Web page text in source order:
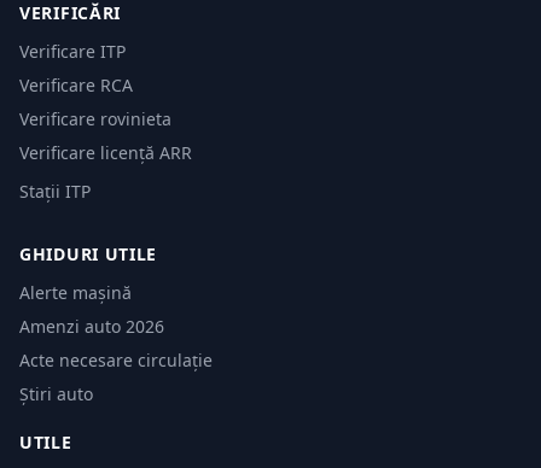
VERIFICĂRI
Verificare ITP
Verificare RCA
Verificare rovinieta
Verificare licență ARR
Stații ITP
GHIDURI UTILE
Alerte mașină
Amenzi auto 2026
Acte necesare circulație
Știri auto
UTILE